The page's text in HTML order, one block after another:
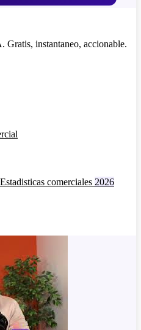
Gratis, instantaneo, accionable.
Estadisticas comerciales 2026